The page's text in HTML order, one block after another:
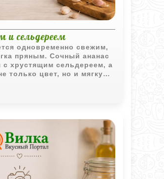
и сельдереем
одновременно свежим,
пряным. Сочный ананас
с хрустящим сельдереем, а
только цвет, но и мягкую
из-за которой вкус